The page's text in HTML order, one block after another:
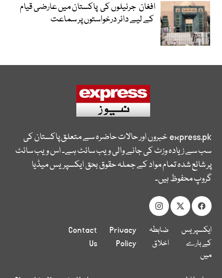
افغان جرنیلوں کی پاکستان میں عارضی قیام
کے لیے دائر درخواستوں پر سماعت
express.pkخبروں اور حالات حاضرہ سے متعلق پاکستان کی
سب سے زیادہ وزٹ کی جانے والی ویب سائٹ ہے۔ اس ویب سائٹ
پر شائع شدہ تمام مواد کے جملہ حقوق بحق ایکسپریس میڈیا
گروپ محفوظ ہیں۔
ایکسپریس
کے بارے
میں
ضابطہ
اخلاق
Privacy
Policy
Contact
Us